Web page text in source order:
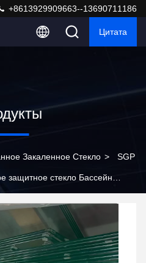
+8613929909663--13690711186
Цитата
Закаленное Стекло > SGP
защитное стекло Бассейн